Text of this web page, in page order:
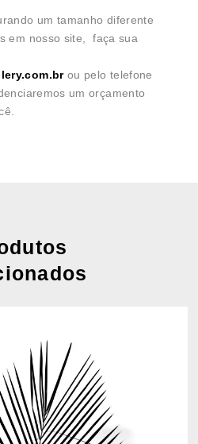
um tamanho diferente
em nosso site, faça sua
ou pelo telefone
um orçamento